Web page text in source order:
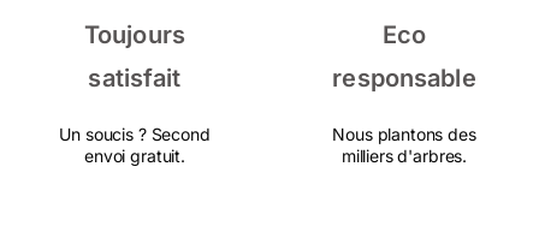
Toujours
satisfait
Un soucis ? Second
envoi gratuit.
Eco
responsable
Nous plantons des
milliers d'arbres.